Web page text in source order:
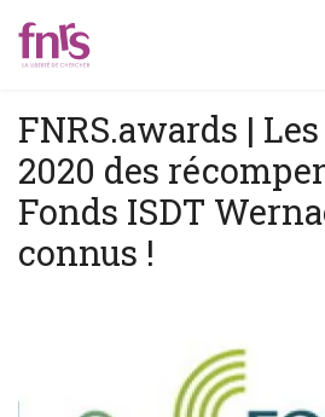
FNRS.awards |
2020 des
Fonds ISDT
connus !